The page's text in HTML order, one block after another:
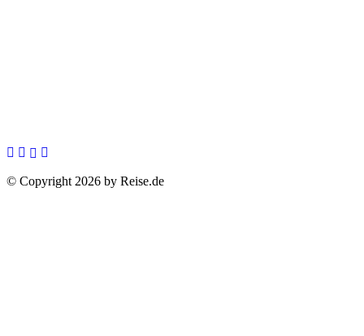
© Copyright 2026 by Reise.de